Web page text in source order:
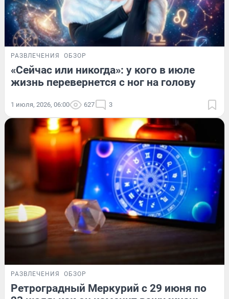
РАЗВЛЕЧЕНИЯ ОБЗОР
«Сейчас или никогда»: у кого в июле
жизнь перевернется с ног на голову
1 июля, 2026, 06:00 627 3
РАЗВЛЕЧЕНИЯ ОБЗОР
Ретроградный Меркурий с 29 июня по